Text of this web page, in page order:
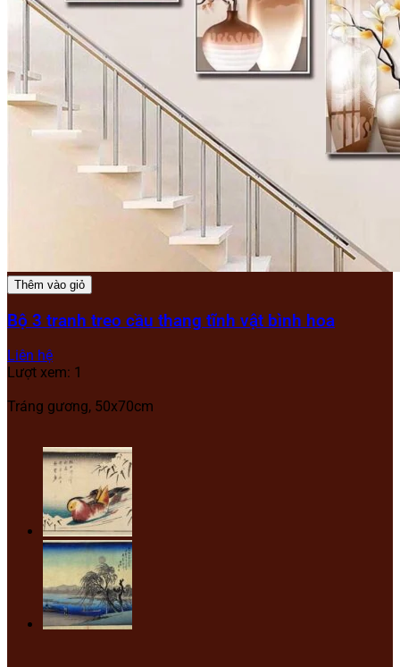
Thêm vào giỏ
Bộ 3 tranh treo cầu thang tĩnh vật bình hoa
Liên hệ
Lượt xem: 1
Tráng gương, 50x70cm